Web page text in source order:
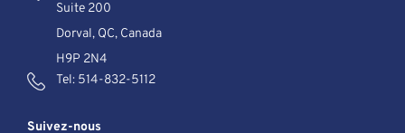
Suite 200
Dorval, QC, Canada
H9P 2N4
Tel: 514-832-5112
Suivez-nous